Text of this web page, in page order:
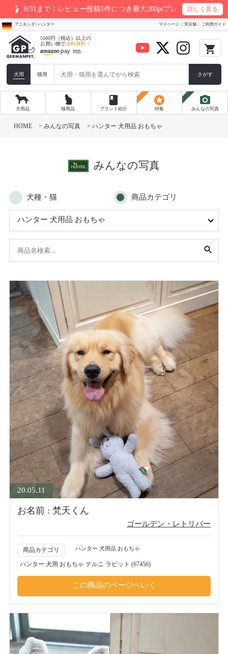
8/31まで！レビュー投稿1件につき最大200ptプレゼント 詳しく見る
アニモンダ | ハンター マイページ 実店舗 ご利用ガイド
5500円（税込）以上の
お買い物で送料無料！ local_grocery_store
犬用 猫用 さがす
犬用品 猫用品
book
ブランド紹介
stars
特集
photo_camera
みんなの写真
HOME > みんなの写真 > ハンター 犬用品 おもちゃ
みんなの写真
犬種・猫 商品カテゴリ
ハンター 犬用品 おもちゃ
20.05.11
お名前 : 梵天くん
ゴールデン・レトリバー
商品カテゴリ ハンター 犬用品 おもちゃ
ハンター 犬用 おもちゃ テルニ ラビット (67456)